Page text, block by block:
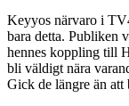
Keyyos närvaro i
bara detta. Publiken
hennes koppling till
bli väldigt nära
Gick de längre än att